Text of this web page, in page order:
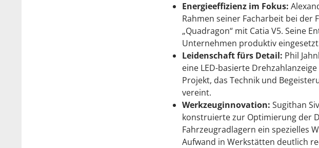
Energieeffizienz im Fokus:
Rahmen seiner Facharbeit bei der
„Quadragon“ mit Catia V5. Seine
Unternehmen produktiv
Leidenschaft fürs Detail: Phil
eine LED-basierte
Projekt, das Technik und
vereint.
Werkzeuginnovation: Sugithan
konstruierte zur Optimierung der
Fahrzeugradlagern ein spezielles
Aufwand in Werkstätten deutlich